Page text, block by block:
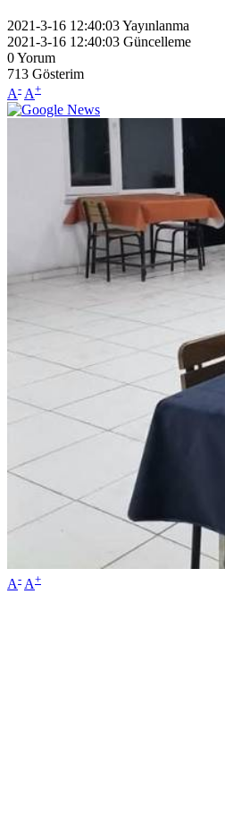
2021-3-16 12:40:03Yayınlanma
2021-3-16 12:40:03 Güncelleme
0Yorum
713 Gösterim
A- A+
A- A+